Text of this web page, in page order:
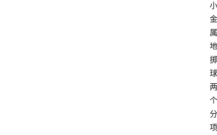
小
金
属
地
掷
球
两
个
分
项